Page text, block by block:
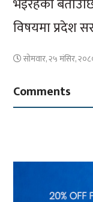
भइरहेको
विषयमा प्रदेश
सोमवार, २५ मंसिर,
Comments